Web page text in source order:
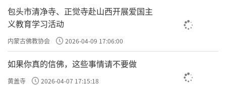
包头市清净寺、正觉寺赴山西开展爱国主
义教育学习活动
内蒙古佛教协会 2026-04-09 17:06:00
如果你真的信佛，这些事情请不要做
黄盖寺 2026-04-07 17:15:18